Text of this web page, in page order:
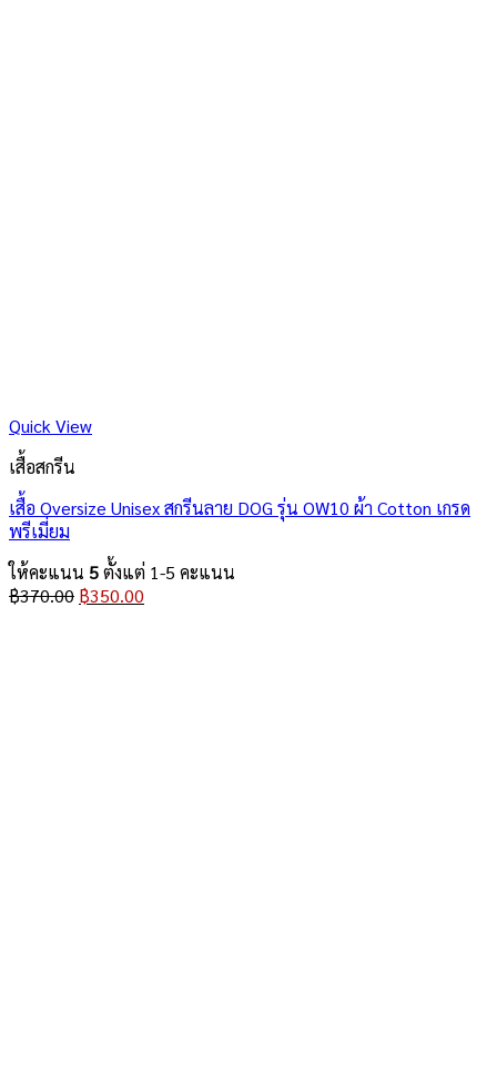
Quick View
เสื้อสกรีน
เสื้อ Oversize Unisex สกรีนลาย DOG รุ่น OW10 ผ้า Cotton เกรด
พรีเมี่ยม
ให้คะแนน 5ตั้งแต่ 1-5 คะแนน
฿370.00 Original
฿350.00